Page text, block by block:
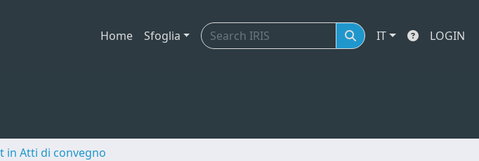
Home Sfoglia IT LOGIN
in Atti di convegno